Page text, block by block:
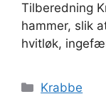
Tilberedning
hammer, slik
hvitløk,
Kategorier
Krabbe